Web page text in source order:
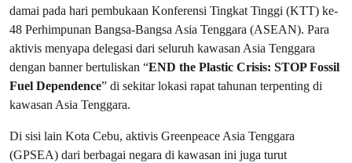
damai pada hari pembukaan Konferensi Tingkat Tinggi (KTT) ke-
48 Perhimpunan Bangsa-Bangsa Asia Tenggara (ASEAN). Para
aktivis menyapa delegasi dari seluruh kawasan Asia Tenggara
dengan banner bertuliskan “END the Plastic Crisis: STOP Fossil
Fuel Dependence” di sekitar lokasi rapat tahunan terpenting di
kawasan Asia Tenggara.
Di sisi lain Kota Cebu, aktivis Greenpeace Asia Tenggara
(GPSEA) dari berbagai negara di kawasan ini juga turut